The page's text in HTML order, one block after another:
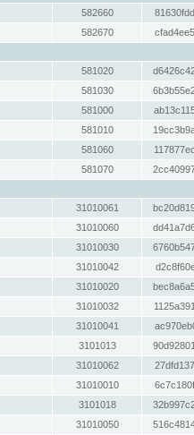
582660
582670
581020
581030
581000
581010
581060
581070
31010061
31010060
31010030
31010042
31010020
31010032
31010041
3101013
31010062
31010010
3101018
31010050